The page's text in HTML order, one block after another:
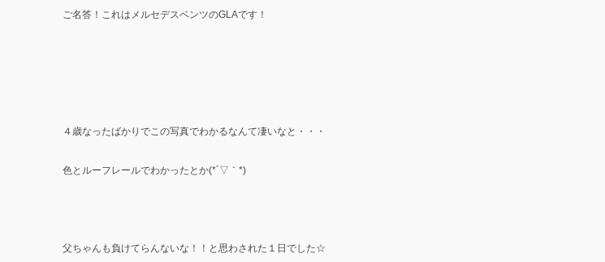
ご名答！これはメルセデスベンツのGLAです！
４歳なったばかりでこの写真でわかるなんて凄いなと・・・
色とルーフレールでわかったとか(*´▽｀*)
父ちゃんも負けてらんないな！！と思わされた１日でした☆